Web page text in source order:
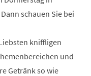
schauen Sie bei
kniffligen
und
Getränk so wie